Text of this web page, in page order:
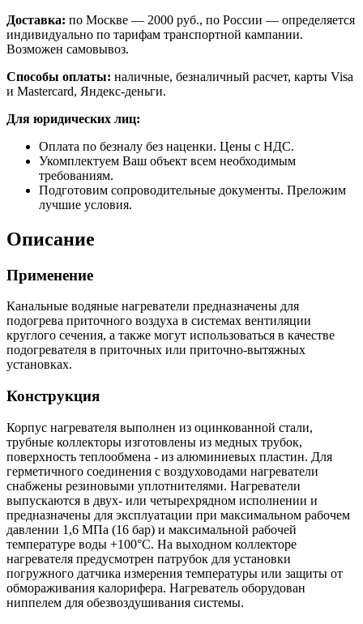
Доставка: по Москве — 2000 руб., по России — определяется
индивидуально по тарифам транспортной кампании.
Возможен самовывоз.
Способы оплаты: наличные, безналичный расчет, карты Visa
и Mastercard, Яндекс-деньги.
Для юридических лиц:
Оплата по безналу без наценки. Цены с НДС.
Укомплектуем Ваш объект всем необходимым
требованиям.
Подготовим сопроводительные документы. Преложим
лучшие условия.
Описание
Применение
Канальные водяные нагреватели предназначены для
подогрева приточного воздуха в системах вентиляции
круглого сечения, а также могут использоваться в качестве
подогревателя в приточных или приточно-вытяжных
установках.
Конструкция
Корпус нагревателя выполнен из оцинкованной стали,
трубные коллекторы изготовлены из медных трубок,
поверхность теплообмена - из алюминиевых пластин. Для
герметичного соединения с воздуховодами нагреватели
снабжены резиновыми уплотнителями. Нагреватели
выпускаются в двух- или четырехрядном исполнении и
предназначены для эксплуатации при максимальном рабочем
давлении 1,6 МПа (16 бар) и максимальной рабочей
температуре воды +100°С. На выходном коллекторе
нагревателя предусмотрен патрубок для установки
погружного датчика измерения температуры или защиты от
обмораживания калорифера. Нагреватель оборудован
ниппелем для обезвоздушивания системы.